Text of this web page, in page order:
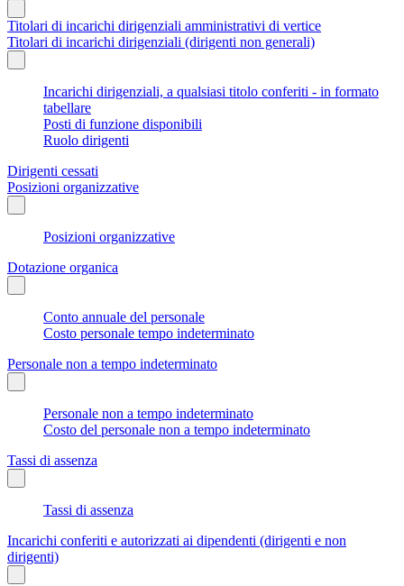
Titolari di incarichi dirigenziali amministrativi di vertice
Titolari di incarichi dirigenziali (dirigenti non generali)
Incarichi dirigenziali, a qualsiasi titolo conferiti - in formato
tabellare
Posti di funzione disponibili
Ruolo dirigenti
Dirigenti cessati
Posizioni organizzative
Posizioni organizzative
Dotazione organica
Conto annuale del personale
Costo personale tempo indeterminato
Personale non a tempo indeterminato
Personale non a tempo indeterminato
Costo del personale non a tempo indeterminato
Tassi di assenza
Tassi di assenza
Incarichi conferiti e autorizzati ai dipendenti (dirigenti e non
dirigenti)